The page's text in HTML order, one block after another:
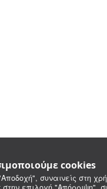
cookies
συναινείς στη